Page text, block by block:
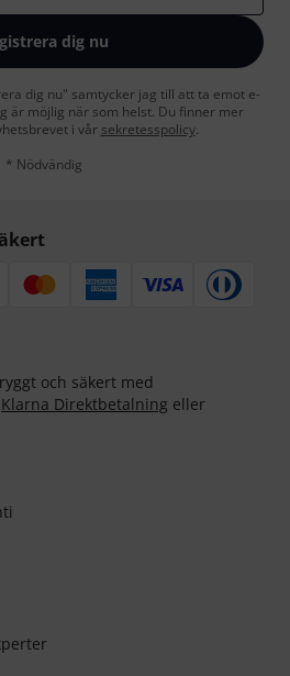
dig nu
dig nu" samtycker jag till att ta emot e-
är möjlig när som helst. Du finner mer
i vår sekretesspolicy.
* Nödvändig
och säkert med
Klarna Direktbetalning eller